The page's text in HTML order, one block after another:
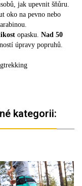
jak upevnit šňůru.
okona pevno nebo
.
opasku. Nad 50
úpravy popruhů.
kategorii: